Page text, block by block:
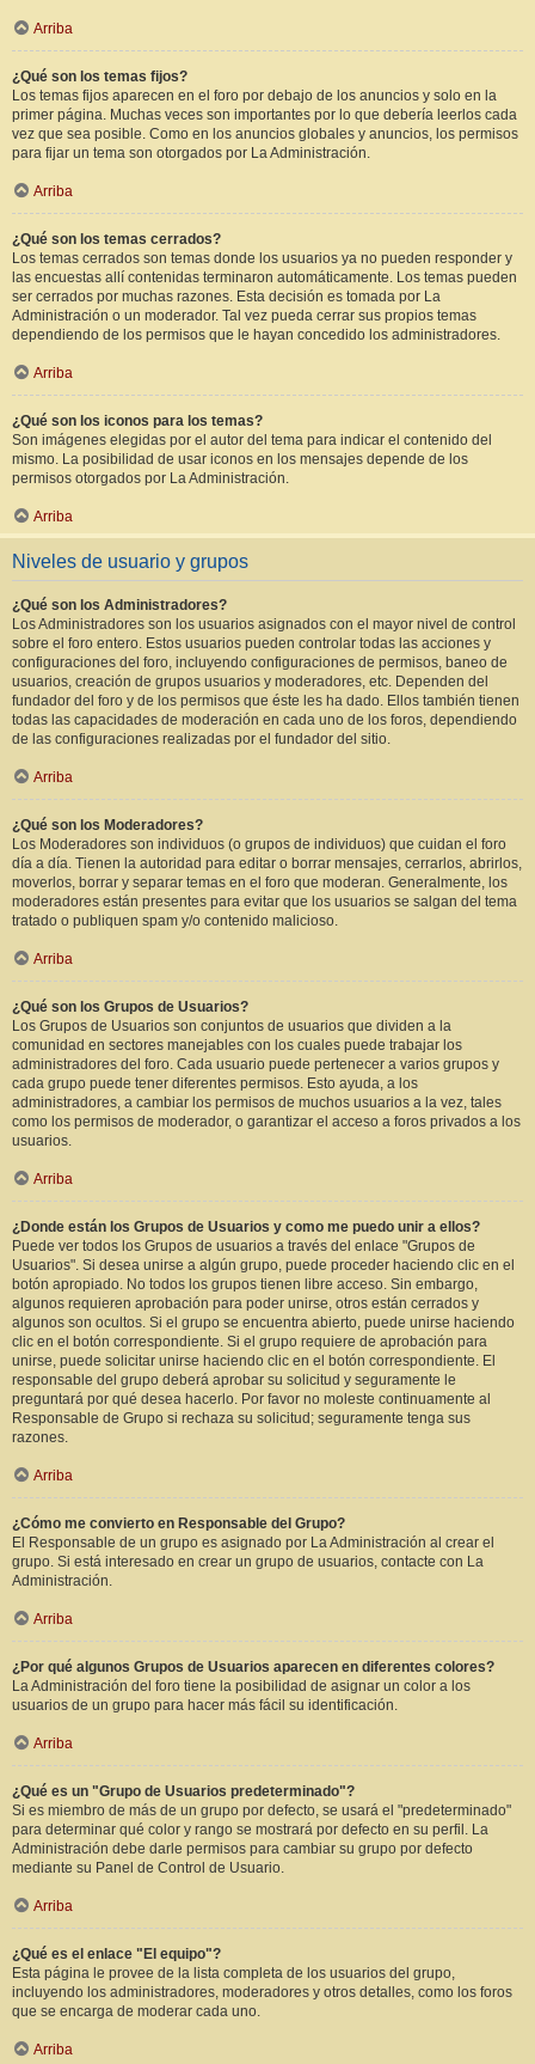
Arriba
¿Qué son los temas fijos?
Los temas fijos aparecen en el foro por debajo de los anuncios y solo en la
primer página. Muchas veces son importantes por lo que debería leerlos cada
vez que sea posible. Como en los anuncios globales y anuncios, los permisos
para fijar un tema son otorgados por La Administración.
Arriba
¿Qué son los temas cerrados?
Los temas cerrados son temas donde los usuarios ya no pueden responder y
las encuestas allí contenidas terminaron automáticamente. Los temas pueden
ser cerrados por muchas razones. Esta decisión es tomada por La
Administración o un moderador. Tal vez pueda cerrar sus propios temas
dependiendo de los permisos que le hayan concedido los administradores.
Arriba
¿Qué son los iconos para los temas?
Son imágenes elegidas por el autor del tema para indicar el contenido del
mismo. La posibilidad de usar iconos en los mensajes depende de los
permisos otorgados por La Administración.
Arriba
Niveles de usuario y grupos
¿Qué son los Administradores?
Los Administradores son los usuarios asignados con el mayor nivel de control
sobre el foro entero. Estos usuarios pueden controlar todas las acciones y
configuraciones del foro, incluyendo configuraciones de permisos, baneo de
usuarios, creación de grupos usuarios y moderadores, etc. Dependen del
fundador del foro y de los permisos que éste les ha dado. Ellos también tienen
todas las capacidades de moderación en cada uno de los foros, dependiendo
de las configuraciones realizadas por el fundador del sitio.
Arriba
¿Qué son los Moderadores?
Los Moderadores son individuos (o grupos de individuos) que cuidan el foro
día a día. Tienen la autoridad para editar o borrar mensajes, cerrarlos, abrirlos,
moverlos, borrar y separar temas en el foro que moderan. Generalmente, los
moderadores están presentes para evitar que los usuarios se salgan del tema
tratado o publiquen spam y/o contenido malicioso.
Arriba
¿Qué son los Grupos de Usuarios?
Los Grupos de Usuarios son conjuntos de usuarios que dividen a la
comunidad en sectores manejables con los cuales puede trabajar los
administradores del foro. Cada usuario puede pertenecer a varios grupos y
cada grupo puede tener diferentes permisos. Esto ayuda, a los
administradores, a cambiar los permisos de muchos usuarios a la vez, tales
como los permisos de moderador, o garantizar el acceso a foros privados a los
usuarios.
Arriba
¿Donde están los Grupos de Usuarios y como me puedo unir a ellos?
Puede ver todos los Grupos de usuarios a través del enlace "Grupos de
Usuarios". Si desea unirse a algún grupo, puede proceder haciendo clic en el
botón apropiado. No todos los grupos tienen libre acceso. Sin embargo,
algunos requieren aprobación para poder unirse, otros están cerrados y
algunos son ocultos. Si el grupo se encuentra abierto, puede unirse haciendo
clic en el botón correspondiente. Si el grupo requiere de aprobación para
unirse, puede solicitar unirse haciendo clic en el botón correspondiente. El
responsable del grupo deberá aprobar su solicitud y seguramente le
preguntará por qué desea hacerlo. Por favor no moleste continuamente al
Responsable de Grupo si rechaza su solicitud; seguramente tenga sus
razones.
Arriba
¿Cómo me convierto en Responsable del Grupo?
El Responsable de un grupo es asignado por La Administración al crear el
grupo. Si está interesado en crear un grupo de usuarios, contacte con La
Administración.
Arriba
¿Por qué algunos Grupos de Usuarios aparecen en diferentes colores?
La Administración del foro tiene la posibilidad de asignar un color a los
usuarios de un grupo para hacer más fácil su identificación.
Arriba
¿Qué es un "Grupo de Usuarios predeterminado"?
Si es miembro de más de un grupo por defecto, se usará el "predeterminado"
para determinar qué color y rango se mostrará por defecto en su perfil. La
Administración debe darle permisos para cambiar su grupo por defecto
mediante su Panel de Control de Usuario.
Arriba
¿Qué es el enlace "El equipo"?
Esta página le provee de la lista completa de los usuarios del grupo,
incluyendo los administradores, moderadores y otros detalles, como los foros
que se encarga de moderar cada uno.
Arriba